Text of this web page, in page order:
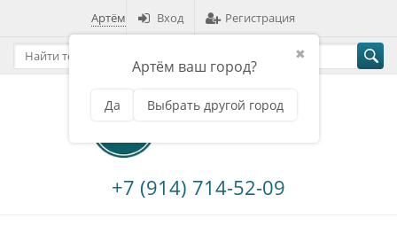
Артём
✖
Артём ваш город?
Да Выбрать другой город
Вход Регистрация
+7 (914) 714-52-09